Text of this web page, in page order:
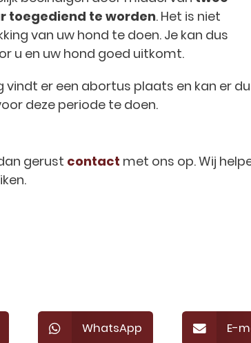
toegediend te worden. Het is niet
van uw hond te doen. Je kan dus
u en uw hond goed uitkomt.
er een abortus plaats en kan er
deze periode te doen.
gerust contact met ons op. Wij
WhatsApp E-